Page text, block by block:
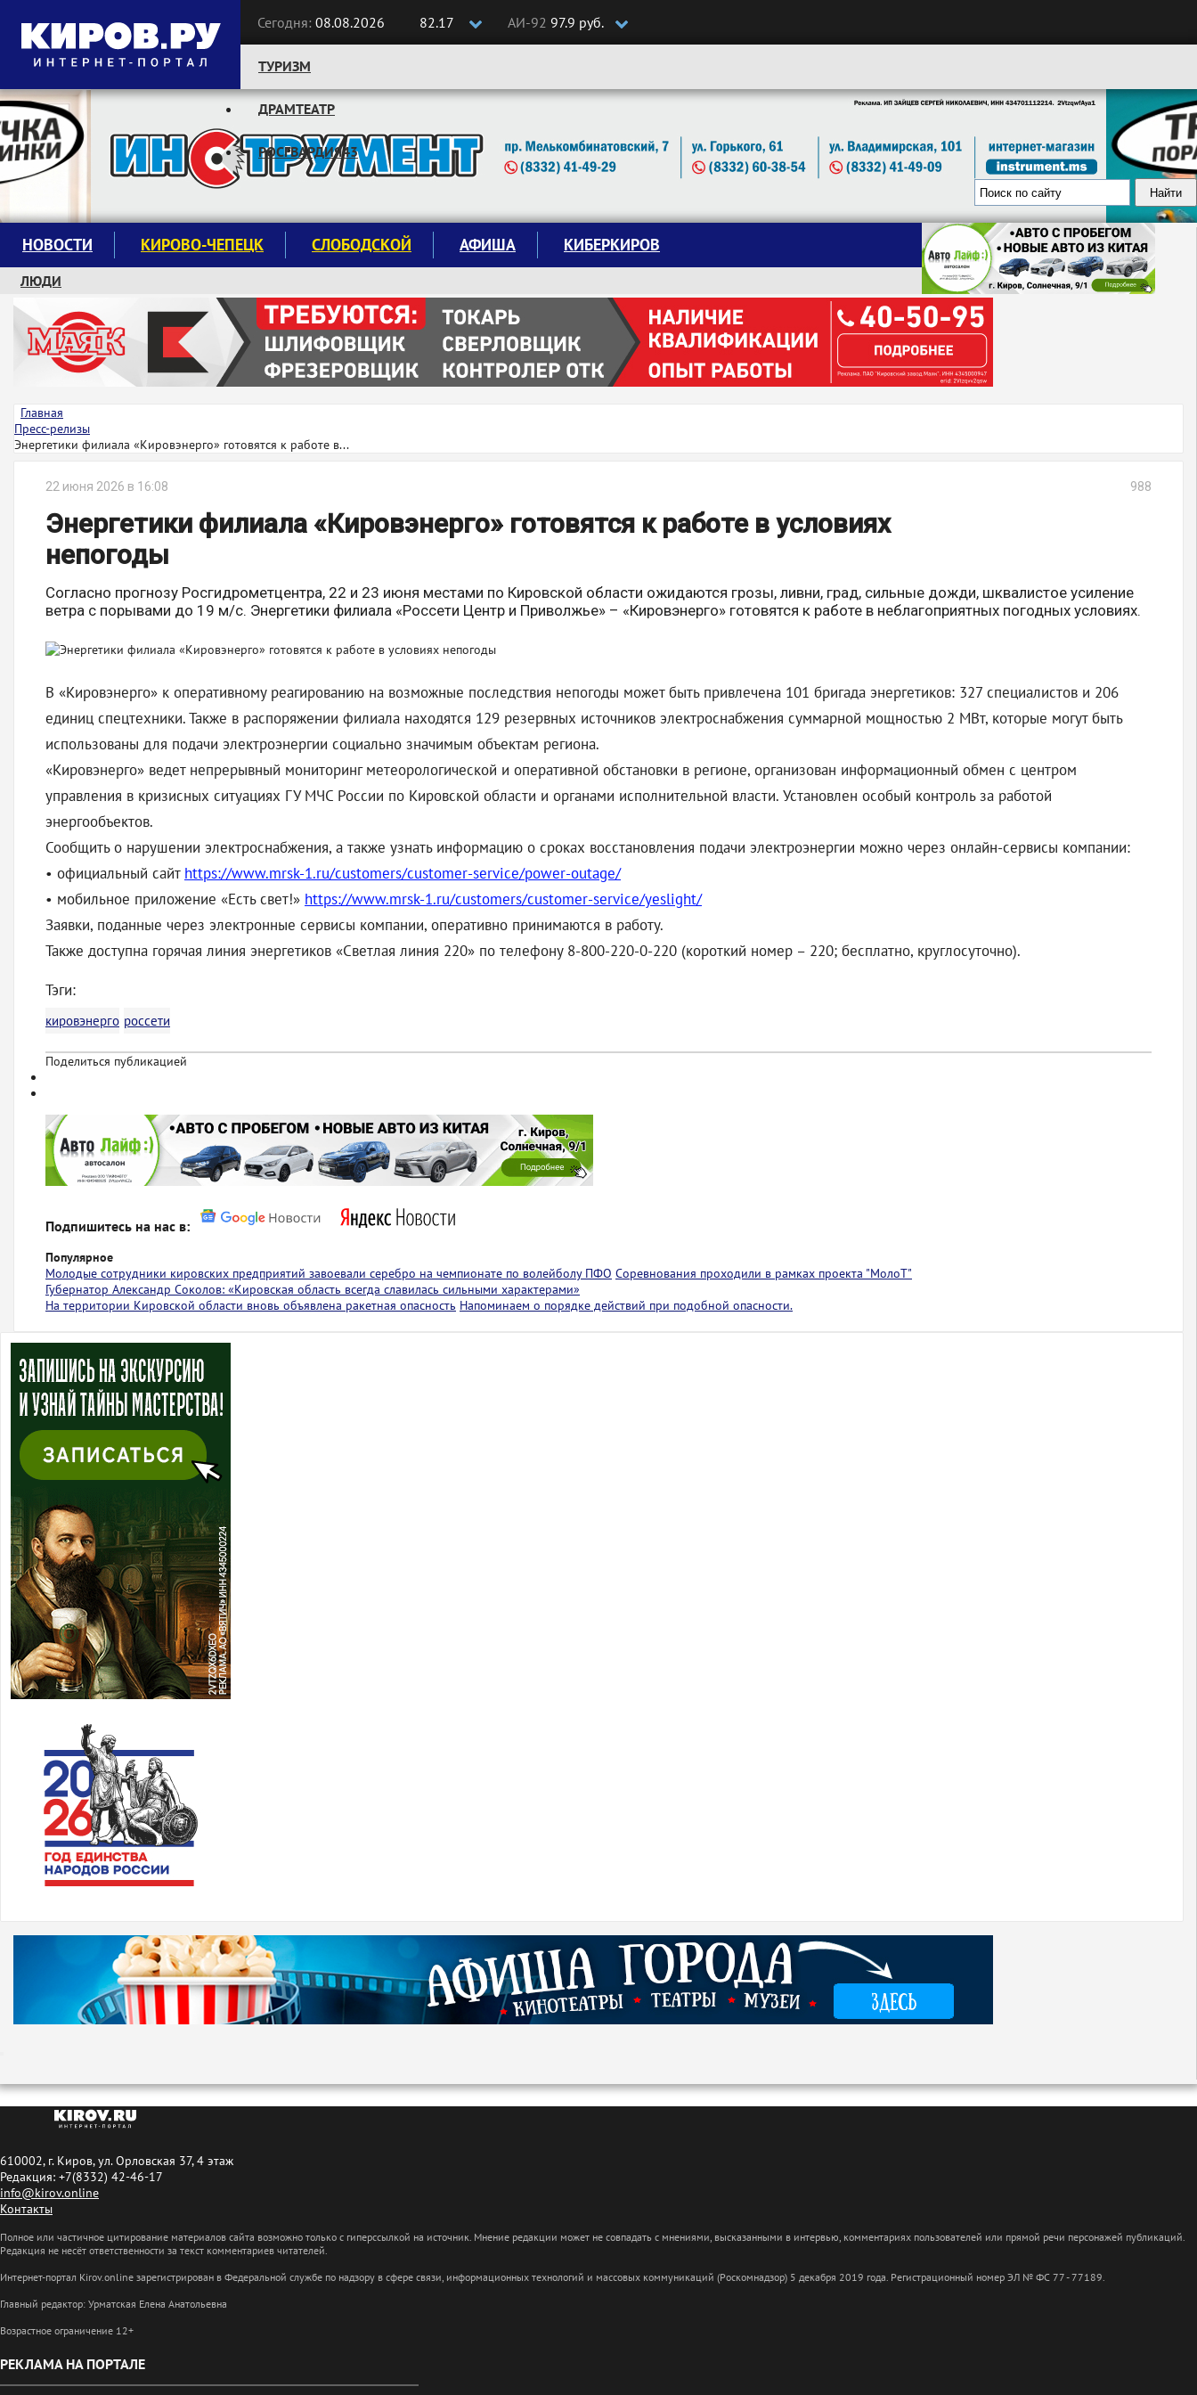
Сегодня: 08.08.2026 82.17 АИ-92 97.9 руб.
Следите за новостями:
ТУРИЗМ
ДРАМТЕАТР
РОСГВАРДИЯ43
НОВОСТИ КИРОВО-ЧЕПЕЦК СЛОБОДСКОЙ АФИША КИБЕРКИРОВ
ЛЮДИ
КРУЖКИ И СЕКЦИИ
ЗАВОДУ "МАЯК" 85 ЛЕТ
ЭКОЛОГИЯ
Главная
Пресс-релизы
Энергетики филиала «Кировэнерго» готовятся к работе в...
22 июня 2026 в 16:08 988
Энергетики филиала «Кировэнерго» готовятся к работе в условиях
непогоды
Согласно прогнозу Росгидрометцентра, 22 и 23 июня местами по Кировской области ожидаются грозы, ливни, град, сильные дожди, шквалистое усиление
ветра с порывами до 19 м/с. Энергетики филиала «Россети Центр и Приволжье» – «Кировэнерго» готовятся к работе в неблагоприятных погодных условиях.
В «Кировэнерго» к оперативному реагированию на возможные последствия непогоды может быть привлечена 101 бригада энергетиков: 327 специалистов и 206
единиц спецтехники. Также в распоряжении филиала находятся 129 резервных источников электроснабжения суммарной мощностью 2 МВт, которые могут быть
использованы для подачи электроэнергии социально значимым объектам региона.
«Кировэнерго» ведет непрерывный мониторинг метеорологической и оперативной обстановки в регионе, организован информационный обмен с центром
управления в кризисных ситуациях ГУ МЧС России по Кировской области и органами исполнительной власти. Установлен особый контроль за работой
энергообъектов.
Сообщить о нарушении электроснабжения, а также узнать информацию о сроках восстановления подачи электроэнергии можно через онлайн-сервисы компании:
• официальный сайт https://www.mrsk-1.ru/customers/customer-service/power-outage/
• мобильное приложение «Есть свет!» https://www.mrsk-1.ru/customers/customer-service/yeslight/
Заявки, поданные через электронные сервисы компании, оперативно принимаются в работу.
Также доступна горячая линия энергетиков «Светлая линия 220» по телефону 8-800-220-0-220 (короткий номер – 220; бесплатно, круглосуточно).
Тэги:
кировэнерго россети
Поделиться публикацией
Подпишитесь на нас в:
Популярное
Молодые сотрудники кировских предприятий завоевали серебро на чемпионате по волейболу ПФО Соревнования проходили в рамках проекта "МолоТ"
Губернатор Александр Соколов: «Кировская область всегда славилась сильными характерами»
На территории Кировской области вновь объявлена ракетная опасность Напоминаем о порядке действий при подобной опасности.
610002, г. Киров, ул. Орловская 37, 4 этаж
Редакция: +7(8332) 42-46-17
info@kirov.online
Контакты
Полное или частичное цитирование материалов сайта возможно только с гиперссылкой на источник. Мнение редакции может не совпадать с мнениями, высказанными в интервью, комментариях пользователей или прямой речи персонажей публикаций.
Редакция не несёт ответственности за текст комментариев читателей.
Интернет-портал Kirov.online зарегистрирован в Федеральной службе по надзору в сфере связи, информационных технологий и массовых коммуникаций (Роскомнадзор) 5 декабря 2019 года. Регистрационный номер ЭЛ № ФС 77 - 77189.
Главный редактор: Урматская Елена Анатольевна
Возрастное ограничение 12+
РЕКЛАМА НА ПОРТАЛЕ